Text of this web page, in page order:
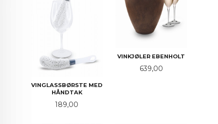
VINGLASSBØRSTE MED
HÅNDTAK
Pris
189,00
VINKJØLER EBENHOLT
Pris
639,00